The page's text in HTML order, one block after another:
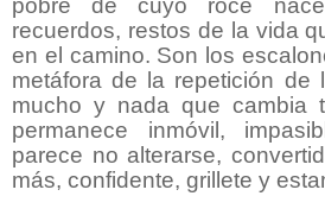
pobre de cuyo roce
recuerdos, restos de la vida
en el camino. Son los
metáfora de la repetición de
mucho y nada que cambia
permanece inmóvil,
parece no alterarse,
más, confidente, grillete y